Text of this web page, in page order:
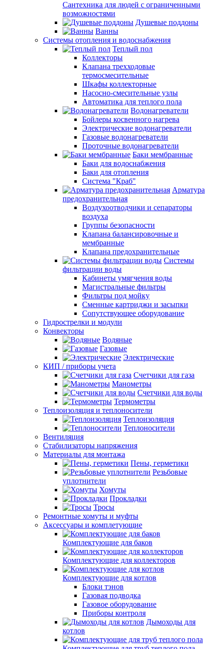
Сантехника для людей с ограниченными
возможностями
Душевые поддоны
Ванны
Системы отопления и водоснабжения
Теплый пол
Коллекторы
Клапана трехходовые
термосмесительные
Шкафы коллекторные
Насосно-смесительные узлы
Автоматика для теплого пола
Водонагреватели
Бойлеры косвенного нагрева
Электрические водонагреватели
Газовые водонагреватели
Проточные водонагреватели
Баки мембранные
Баки для водоснабжения
Баки для отопления
Система "Краб"
Арматура
предохранительная
Воздухоотводчики и сепараторы
воздуха
Группы безопасности
Клапана балансировочные и
мембранные
Клапана предохранительные
Системы
фильтрации воды
Кабинеты умягчения воды
Магистральные фильтры
Фильтры под мойку
Сменные картриджи и засыпки
Сопутствующее оборудование
Гидрострелки и модули
Конвекторы
Водяные
Газовые
Электрические
КИП / приборы учета
Счетчики для газа
Манометры
Счетчики для воды
Термометры
Теплоизоляция и теплоносители
Теплоизоляция
Теплоносители
Вентиляция
Стабилизаторы напряжения
Материалы для монтажа
Пены, герметики
Резьбовые
уплотнители
Хомуты
Прокладки
Тросы
Ремонтные хомуты и муфты
Аксессуары и комплетующие
Комплектующие для баков
Комплектующие для коллекторов
Комплектующие для котлов
Блоки тэнов
Газовая подводка
Газовое оборудование
Приборы контроля
Дымоходы для
котлов